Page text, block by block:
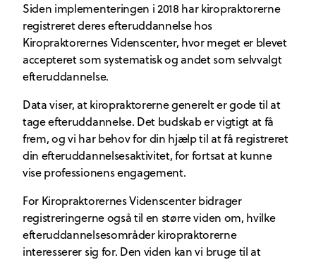
Siden implementeringen i 2018 har kiropraktorerne
registreret deres efteruddannelse hos
Kiropraktorernes Videnscenter, hvor meget er blevet
accepteret som systematisk og andet som selvvalgt
efteruddannelse.
Data viser, at kiropraktorerne generelt er gode til at
tage efteruddannelse. Det budskab er vigtigt at få
frem, og vi har behov for din hjælp til at få registreret
din efteruddannelsesaktivitet, for fortsat at kunne
vise professionens engagement.
For Kiropraktorernes Videnscenter bidrager
registreringerne også til en større viden om, hvilke
efteruddannelsesområder kiropraktorerne
interesserer sig for. Den viden kan vi bruge til at